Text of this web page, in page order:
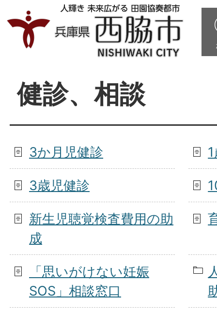
健診、相談
3か月児健診
3歳児健診
新生児聴覚検査費用の助
成
「思いがけない妊娠
SOS」相談窓口